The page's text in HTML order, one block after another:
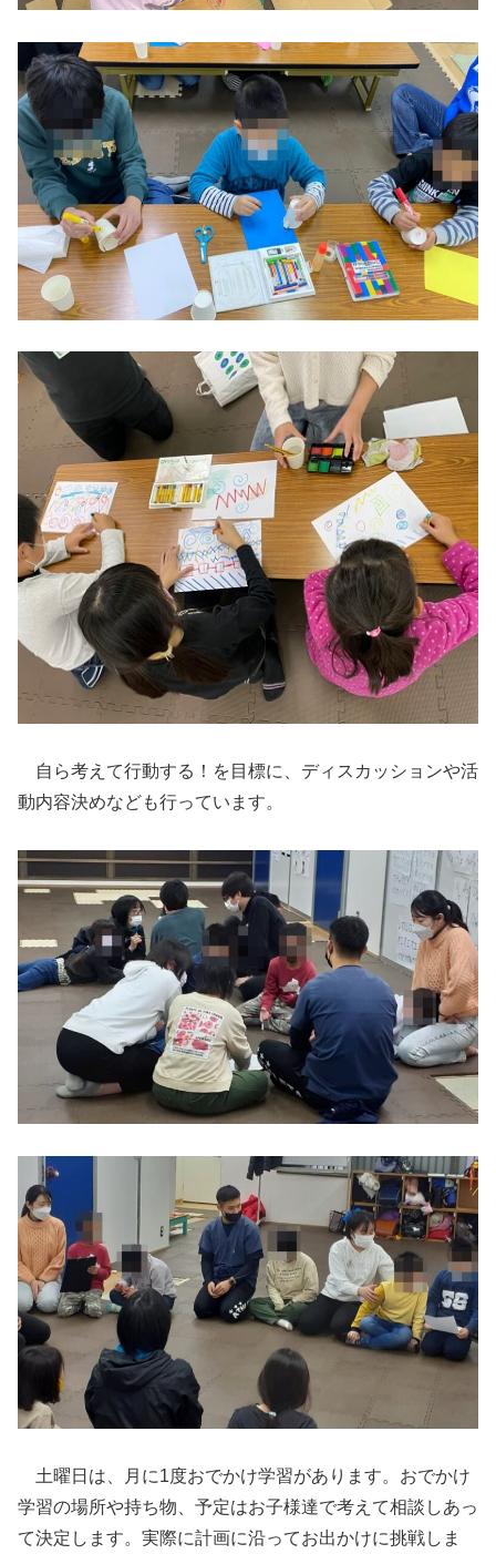
自ら考えて行動する！を目標に、ディスカッションや活
動内容決めなども行っています。
土曜日は、月に1度おでかけ学習があります。おでかけ
学習の場所や持ち物、予定はお子様達で考えて相談しあっ
て決定します。実際に計画に沿ってお出かけに挑戦しま